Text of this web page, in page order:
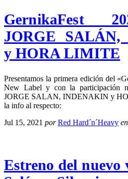
GernikaFest
JORGE
y HORA LIMITE
Presentamos la primera edición del
New Label y con la participación
JORGE SALAN, INDENAKIN y
la info al respecto:
Jul 15, 2021 por Red Hard´n´Heavy en
Estreno del nuevo